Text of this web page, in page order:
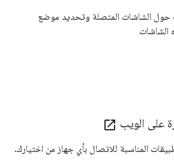
حول الشاشات المتصلة وتحديد موضع
الشاشات
على الويب open_in_new
المناسبة للاتصال بأي جهاز من اختيارك.